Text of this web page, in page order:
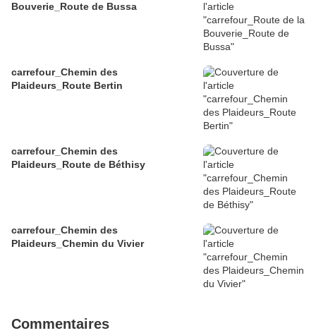
Bouverie_Route de Bussa
carrefour_Chemin des
Plaideurs_Route Bertin
carrefour_Chemin des
Plaideurs_Route de Béthisy
carrefour_Chemin des
Plaideurs_Chemin du Vivier
Commentaires